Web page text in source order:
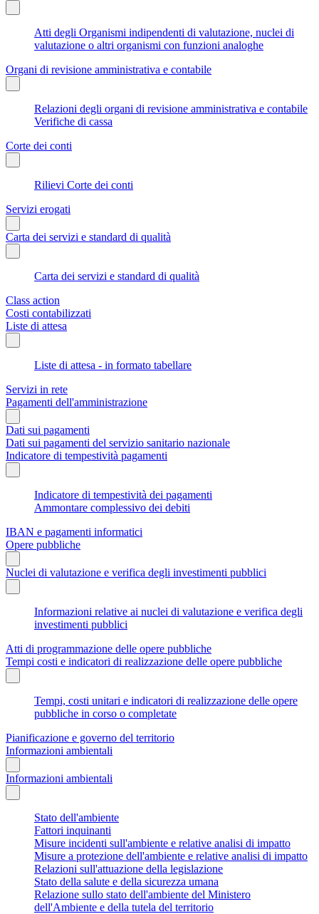
Atti degli Organismi indipendenti di valutazione, nuclei di
valutazione o altri organismi con funzioni analoghe
Organi di revisione amministrativa e contabile
Relazioni degli organi di revisione amministrativa e contabile
Verifiche di cassa
Corte dei conti
Rilievi Corte dei conti
Servizi erogati
Carta dei servizi e standard di qualità
Carta dei servizi e standard di qualità
Class action
Costi contabilizzati
Liste di attesa
Liste di attesa - in formato tabellare
Servizi in rete
Pagamenti dell'amministrazione
Dati sui pagamenti
Dati sui pagamenti del servizio sanitario nazionale
Indicatore di tempestività pagamenti
Indicatore di tempestività dei pagamenti
Ammontare complessivo dei debiti
IBAN e pagamenti informatici
Opere pubbliche
Nuclei di valutazione e verifica degli investimenti pubblici
Informazioni relative ai nuclei di valutazione e verifica degli
investimenti pubblici
Atti di programmazione delle opere pubbliche
Tempi costi e indicatori di realizzazione delle opere pubbliche
Tempi, costi unitari e indicatori di realizzazione delle opere
pubbliche in corso o completate
Pianificazione e governo del territorio
Informazioni ambientali
Informazioni ambientali
Stato dell'ambiente
Fattori inquinanti
Misure incidenti sull'ambiente e relative analisi di impatto
Misure a protezione dell'ambiente e relative analisi di impatto
Relazioni sull'attuazione della legislazione
Stato della salute e della sicurezza umana
Relazione sullo stato dell'ambiente del Ministero
dell'Ambiente e della tutela del territorio